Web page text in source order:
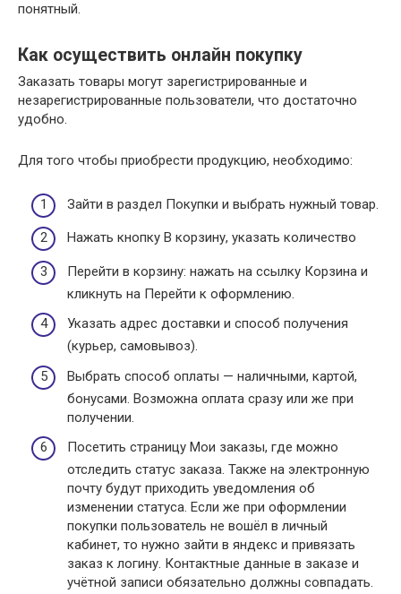
понятный.
Как осуществить онлайн покупку
Заказать товары могут зарегистрированные и
незарегистрированные пользователи, что достаточно
удобно.
Для того чтобы приобрести продукцию, необходимо:
Зайти в раздел Покупки и выбрать нужный товар.
Нажать кнопку В корзину, указать количество
Перейти в корзину: нажать на ссылку Корзина и
кликнуть на Перейти к оформлению.
Указать адрес доставки и способ получения
(курьер, самовывоз).
Выбрать способ оплаты — наличными, картой,
бонусами. Возможна оплата сразу или же при
получении.
Посетить страницу Мои заказы, где можно
отследить статус заказа. Также на электронную
почту будут приходить уведомления об
изменении статуса. Если же при оформлении
покупки пользователь не вошёл в личный
кабинет, то нужно зайти в яндекс и привязать
заказ к логину. Контактные данные в заказе и
учётной записи обязательно должны совпадать.